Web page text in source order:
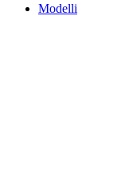
Modelli